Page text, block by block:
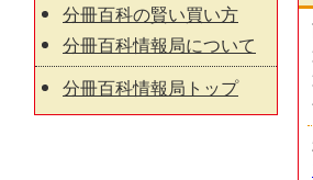
分冊百科の賢い買い方
分冊百科情報局について
分冊百科情報局トップ